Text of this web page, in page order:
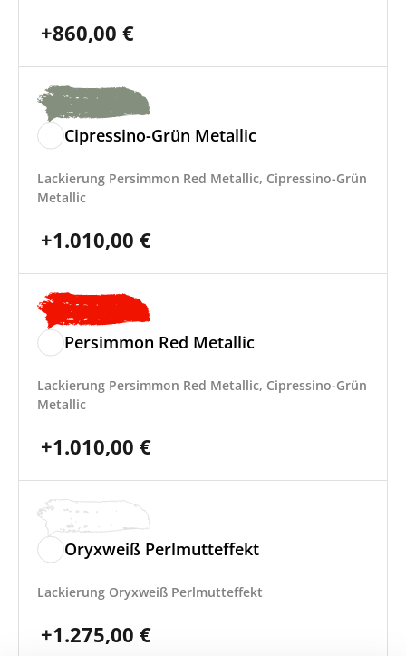
+860,00 €
Cipressino-Grün Metallic
Lackierung Persimmon Red Metallic, Cipressino-Grün
Metallic
+1.010,00 €
Persimmon Red Metallic
Lackierung Persimmon Red Metallic, Cipressino-Grün
Metallic
+1.010,00 €
Oryxweiß Perlmutteffekt
Lackierung Oryxweiß Perlmutteffekt
+1.275,00 €